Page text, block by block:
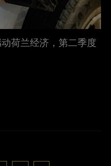
荷兰经济，第二季度